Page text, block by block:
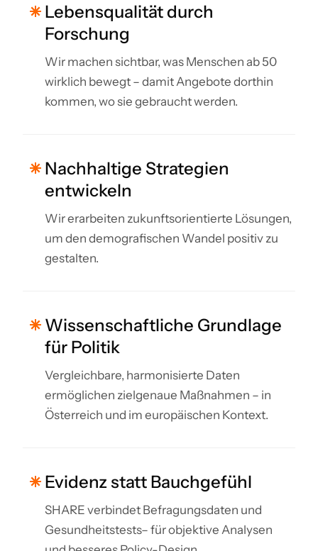
Lebensqualität durch
Forschung
Wir machen sichtbar, was Menschen ab 50
wirklich bewegt – damit Angebote dorthin
kommen, wo sie gebraucht werden.
Nachhaltige Strategien
entwickeln
Wir erarbeiten zukunftsorientierte Lösungen,
um den demografischen Wandel positiv zu
gestalten.
Wissenschaftliche Grundlage
für Politik
Vergleichbare, harmonisierte Daten
ermöglichen zielgenaue Maßnahmen – in
Österreich und im europäischen Kontext.
Evidenz statt Bauchgefühl
SHARE verbindet Befragungsdaten und
Gesundheitstests– für objektive Analysen